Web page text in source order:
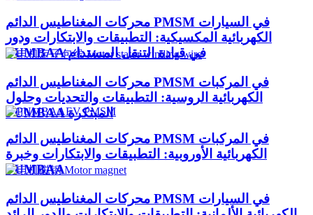
محركات المغناطيس الدائم PMSM في السيارات
الكهربائية المكسيكية: التطبيقات والابتكارات ودور
PUMBAA في قيادة التنقل المستدام
محركات المغناطيس الدائم PMSM في المركبات
الكهربائية الروسية: التطبيقات والتحديات وحلول
PUMBAA المبتكرة
محركات المغناطيس الدائم PMSM في المركبات
الكهربائية الأوروبية: التطبيقات والابتكارات وخبرة
PUMBAA
محركات المغناطيس الدائم PMSM في السيارات